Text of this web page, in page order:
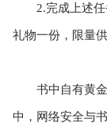
2.完成上述
礼物一份，限量
书中自有黄
中，网络安全与